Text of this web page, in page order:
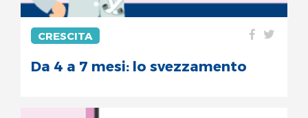
CRESCITA
Da 4 a 7 mesi: lo svezzamento